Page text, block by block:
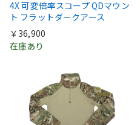
4X 可変倍率スコープ QDマウン
ト フラットダークアース
￥36,900
在庫あり